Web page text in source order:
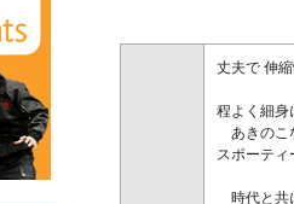
丈夫で 伸
程よく細身
あきのこ
スポーテ
時代と共